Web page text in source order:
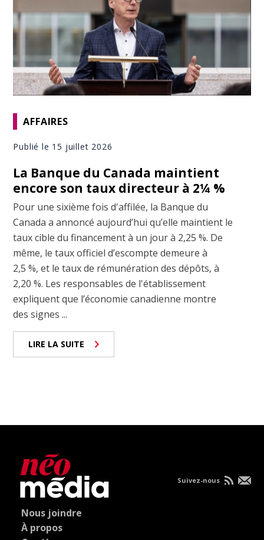
AFFAIRES
Publié le 15 juillet 2026
La Banque du Canada maintient
encore son taux directeur à 2¼ %
Pour une sixième fois d'affilée, la Banque du
Canada a annoncé aujourd’hui qu’elle maintient le
taux cible du financement à un jour à 2,25 %. De
même, le taux officiel d’escompte demeure à
2,5 %, et le taux de rémunération des dépôts, à
2,20 %. Les responsables de l'établissement
expliquent que l’économie canadienne montre
des signes ...
LIRE LA SUITE
Nous joindre
À propos
Suivez-nous